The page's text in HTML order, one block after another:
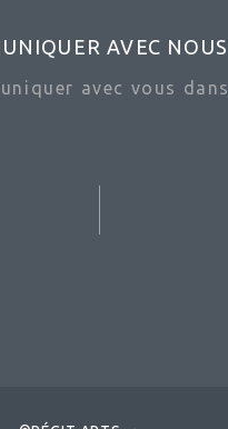
AVEC NOUS
avec vous